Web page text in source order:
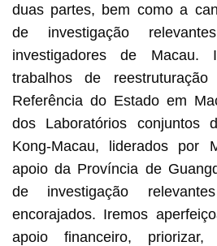
duas partes, bem como a
de investigação
investigadores de Macau.
trabalhos de
Referência do Estado em
dos Laboratórios conjuntos
Kong-Macau, liderados por
apoio da Província de
de investigação
encorajados. Iremos
apoio financeiro,